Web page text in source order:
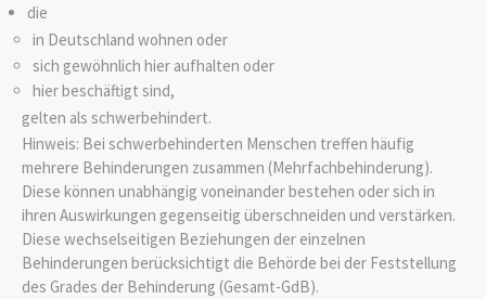
die
in Deutschland wohnen oder
sich gewöhnlich hier aufhalten oder
hier beschäftigt sind,
gelten als schwerbehindert.
Hinweis: Bei schwerbehinderten Menschen treffen häufig
mehrere Behinderungen zusammen (Mehrfachbehinderung).
Diese können unabhängig voneinander bestehen oder sich in
ihren Auswirkungen gegenseitig überschneiden und verstärken.
Diese wechselseitigen Beziehungen der einzelnen
Behinderungen berücksichtigt die Behörde bei der Feststellung
des Grades der Behinderung (Gesamt-GdB).